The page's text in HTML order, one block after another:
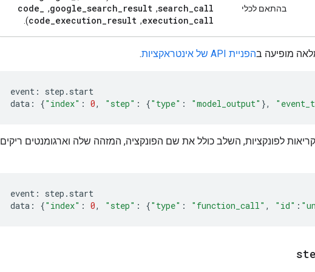
בהתאם לכלי
search_call
, ‏
google_search_result
, ‏
code_
execution_call
, ‏
code_execution_result
).
מופיעה בהפניית API של אינטראקציות .
event : step . start
data : {"index" : 0, "step" : {"type" : "model_output" },
לפונקציות, השלב כולל את שם הפונקציה, המזהה שלה וארגומנטים ריקים
event : step . start
data : {"index" : 0, "step" : {"type" : "function_call" , "id" :